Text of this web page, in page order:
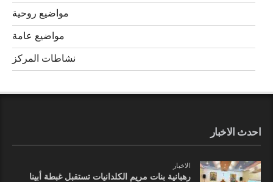
مواضيع روحية
مواضيع عامة
نشاطات المركز
احدث الاخبار
الاخبار
رهبانية بنات مريم الكلدانيات تستقبل غبطة أبينا